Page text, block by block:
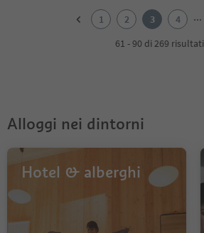
1 2 3 4 ...
61 - 90 di 269 risultati
Alloggi nei dintorni
Hotel & alberghi